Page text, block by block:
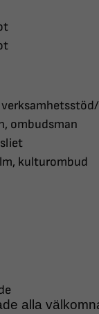
ombudsman
kulturombud
alla